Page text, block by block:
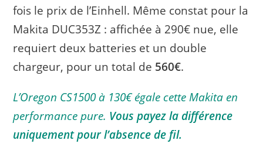
fois le prix de l’Einhell. Même constat pour la
Makita DUC353Z : affichée à 290€ nue, elle
requiert deux batteries et un double
chargeur, pour un total de 560€.
L’Oregon CS1500 à 130€ égale cette Makita en
performance pure. Vous payez la différence
uniquement pour l’absence de fil.